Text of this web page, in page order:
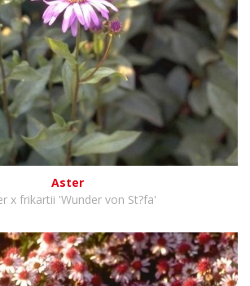
Aster
x frikartii 'Wunder von St?fa'